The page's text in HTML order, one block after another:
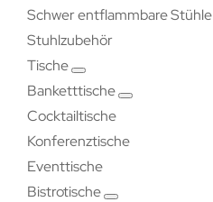
Schwer entflammbare Stühle
Stuhlzubehör
Tische
Banketttische
Cocktailtische
Konferenztische
Eventtische
Bistrotische